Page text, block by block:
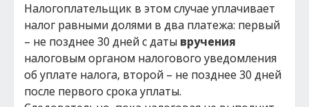
Налогоплательщик в этом случае уплачивает
налог равными долями в два платежа: первый
– не позднее 30 дней с даты вручения
налоговым органом налогового уведомления
об уплате налога, второй – не позднее 30 дней
после первого срока уплаты.